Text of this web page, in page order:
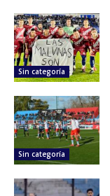
Sin categoría
Sin categoría